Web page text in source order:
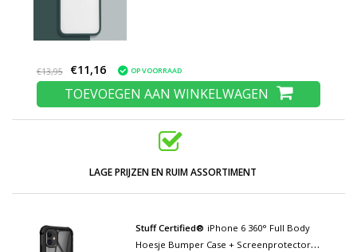
€13,95 €11,16 OP VOORRAAD
TOEVOEGEN AAN WINKELWAGEN
LAGE PRIJZEN EN RUIM ASSORTIMENT
Stuff Certified® iPhone 6 360° Full Body
Hoesje Bumper Case + Screenprotector -